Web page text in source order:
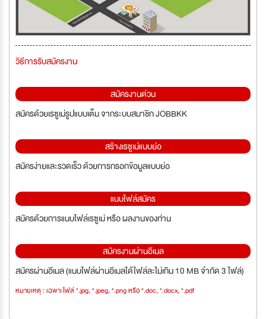
วิธีการรับสมัครงาน
สมัครงานด่วน
สมัครด้วยเรซูเม่รูปแบบเต็ม จากระบบสมาชิก JOBBKK
สร้างเรซูเม่แบบย่อ
สมัครง่ายและรวดเร็ว ด้วยการกรอกข้อมูลแบบย่อ
แนบไฟล์สมัคร
สมัครด้วยการแนบไฟล์เรซูเม่ หรือ ผลงานของท่าน
สมัครงานผ่านอีเมล
สมัครผ่านอีเมล (แนบไฟล์ผ่านอีเมลได้ไฟล์ละไม่เกิน 10 MB จำกัด 3 ไฟล์)
หมายเหตุ : เฉพาะไฟล์ *.jpg, *.jpeg, *.png หรือ *.doc, *.docx, *.pdf